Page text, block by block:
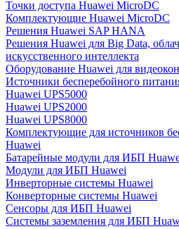
Точки доступа Huawei MicroDC
Комплектующие Huawei MicroDC
Решения Huawei SAP HANA
Решения Huawei для Big Data,
искусственного интеллекта
Оборудование Huawei для
Источники бесперебойного
Huawei UPS5000
Huawei UPS2000
Huawei UPS8000
Комплектующие для источников
Huawei
Батарейные модули для ИБП
Модули для ИБП Huawei
Инверторные системы Huawei
Конверторные системы Huawei
Сенсоры для ИБП Huawei
Системы заземления для ИБП